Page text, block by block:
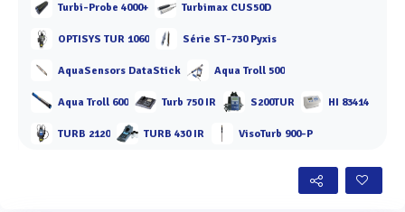
Turbi-Probe 4000+ Turbimax CUS50D
OPTISYS TUR 1060 Série ST-730 Pyxis
AquaSensors DataStick Aqua Troll 500
Aqua Troll 600 Turb 750 IR S200TUR HI 83414
TURB 2120 TURB 430 IR VisoTurb 900-P